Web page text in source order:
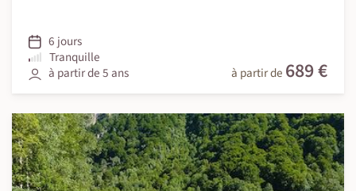
6 jours
Tranquille
à partir de 5 ans
à partir de 689 €